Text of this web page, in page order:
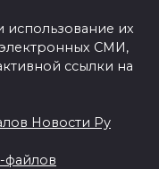
использование их
СМИ,
ссылки на
Новости Ру
файлов